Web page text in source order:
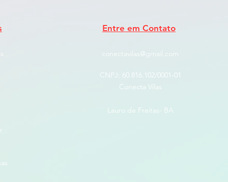
Entre em Contato
conectavilas@gmail.com
CNPJ: ​60.816.102/0001-01
Conecta Vilas
Lauro de Freitas- BA